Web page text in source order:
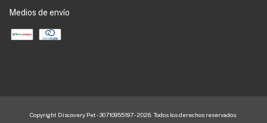
Medios de envío
Copyright Discovery Pet - 30710955197 - 2026. Todos los derechos reservados.